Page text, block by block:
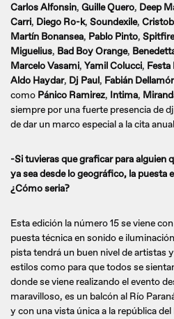
Carlos Alfonsin, Guille Quero, Deep
Carri, Diego Ro-k, Soundexile,
Martín Bonansea, Pablo Pinto, Spitfire
Miguelius, Bad Boy Orange,
Marcelo Vasami, Yamil Colucci, Festa
Aldo Haydar, Dj Paul, Fabián
como Pánico Ramirez, Intima,
siempre por una fuerte presencia de
de dar un marco especial a la cita
-Si tuvieras que graficar para alguien
ya sea desde lo geográfico, la puesta
¿Cómo seria?
Esta edición la número 15 se viene
puesta técnica en sonido e
pista tendrá un buen nivel de artistas
estilos como para que todos se
donde se viene realizando el evento
maravilloso, es un balcón al Río
y con una vista única a la república